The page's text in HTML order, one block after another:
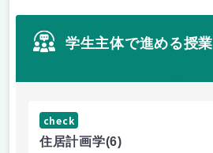
学生主体で進める授業
check
住居計画学(6)